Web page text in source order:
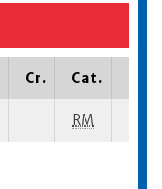
Cr. Cat.
RM